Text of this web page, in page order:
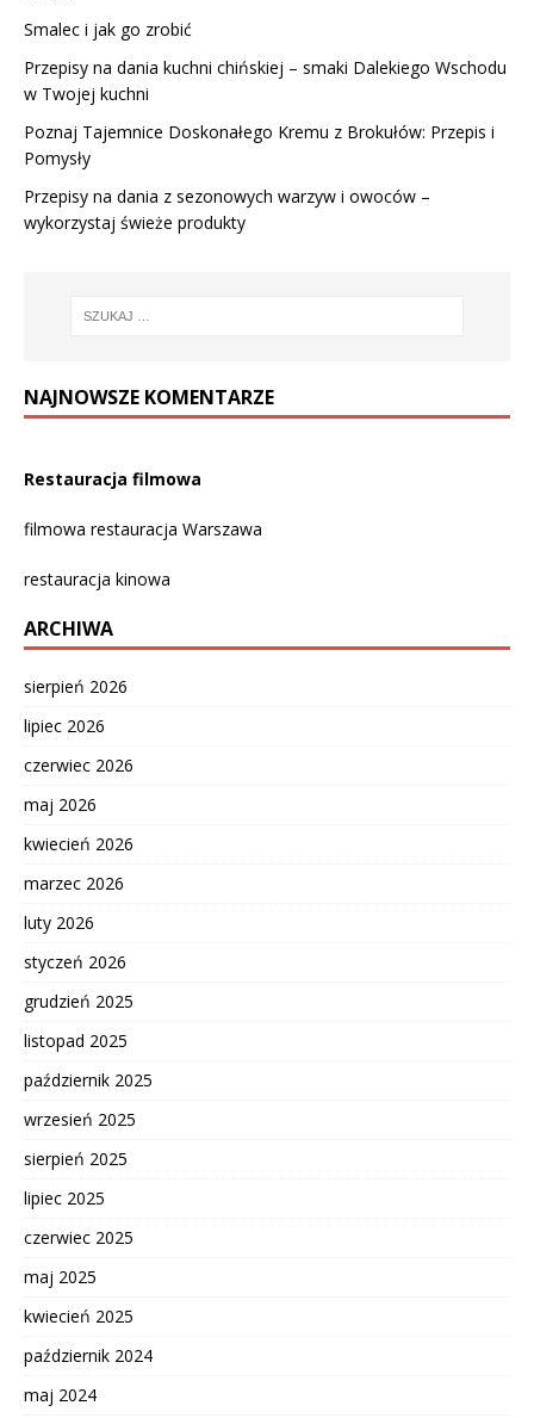
Smalec i jak go zrobić
Przepisy na dania kuchni chińskiej – smaki Dalekiego Wschodu
w Twojej kuchni
Poznaj Tajemnice Doskonałego Kremu z Brokułów: Przepis i
Pomysły
Przepisy na dania z sezonowych warzyw i owoców –
wykorzystaj świeże produkty
NAJNOWSZE KOMENTARZE
Restauracja filmowa
filmowa restauracja Warszawa
restauracja kinowa
ARCHIWA
sierpień 2026
lipiec 2026
czerwiec 2026
maj 2026
kwiecień 2026
marzec 2026
luty 2026
styczeń 2026
grudzień 2025
listopad 2025
październik 2025
wrzesień 2025
sierpień 2025
lipiec 2025
czerwiec 2025
maj 2025
kwiecień 2025
październik 2024
maj 2024